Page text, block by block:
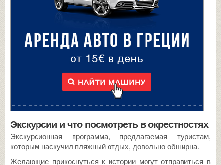
Экскурсии и что посмотреть в окрестностях
Экскурсионная программа, предлагаемая туристам,
которым наскучил пляжный отдых, довольно обширна.
Желающие прикоснуться к истории могут отправиться в